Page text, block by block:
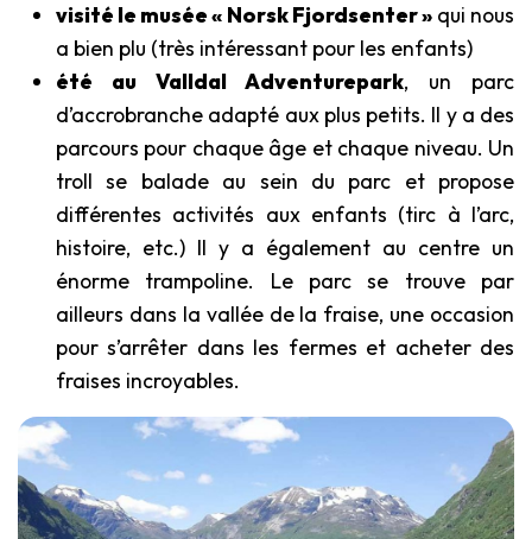
visité le musée « Norsk Fjordsenter »qui nous
a bien plu (très intéressant pour les enfants)
été au Valldal Adventurepark, un parc
d’accrobranche adapté aux plus petits. Il y a des
parcours pour chaque âge et chaque niveau. Un
troll se balade au sein du parc et propose
différentes activités aux enfants (tirc à l’arc,
histoire, etc.) Il y a également au centre un
énorme trampoline. Le parc se trouve par
ailleurs dans la vallée de la fraise, une occasion
pour s’arrêter dans les fermes et acheter des
fraises incroyables.